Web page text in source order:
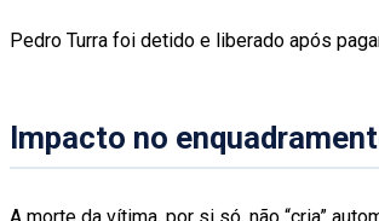
Pedro Turra foi detido e liberado após
Impacto no